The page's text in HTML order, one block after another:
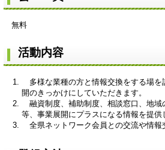
無料
活動内容
多様な業種の方と情報交換をする場を
開のきっかけにしていただきます。
融資制度、補助制度、相談窓口、地域
等、事業展開にプラスになる情報を提供
全県ネットワーク会員との交流や情報